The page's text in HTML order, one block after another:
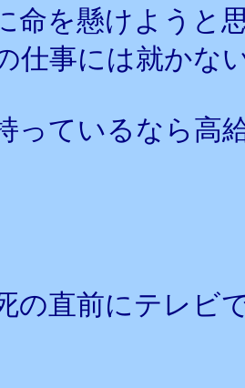
命を懸けようと
仕事には就かな
っているなら高
の直前にテレビ